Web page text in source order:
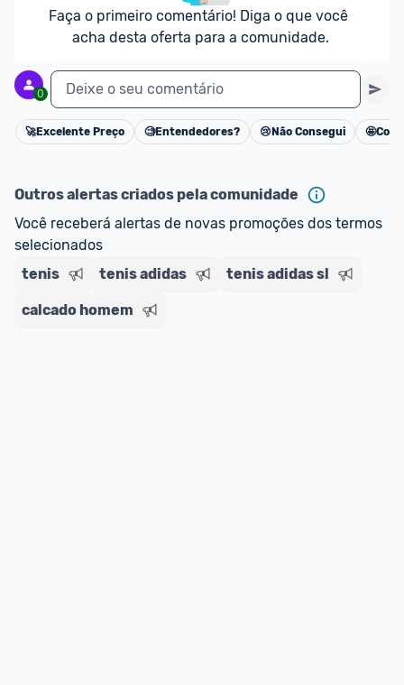
Faça o primeiro comentário! Diga o que você
acha desta oferta para a comunidade.
0 Deixe o seu comentário
Cancelar
🚀Excelente Preço 🧐Entendedores? 😢 Não Consegui 🤩
Outros alertas criados pela comunidade
Você receberá alertas de novas promoções dos termos
selecionados
tenis
tenis adidas tenis adidas sl
calcado homem